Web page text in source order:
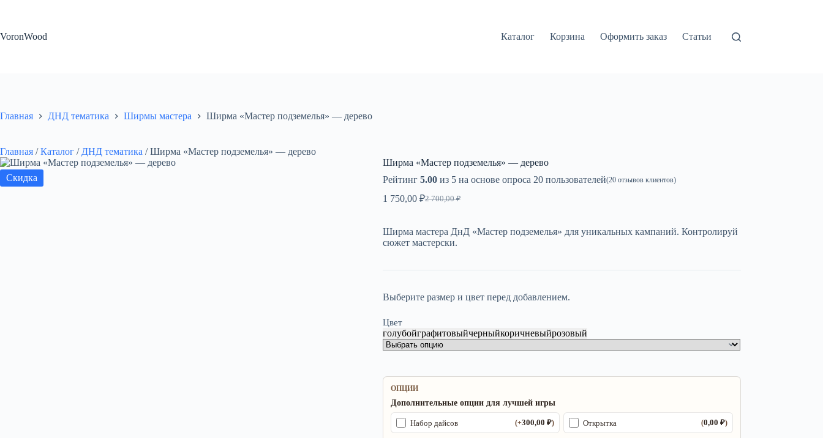
VoronWood
Каталог Корзина Оформить заказ Статьи
Главная ДНД тематика Ширмы мастера Ширма «Мастер подземелья» — дерево
Главная / Каталог / ДНД тематика / Ширма «Мастер подземелья» — дерево
Скидка
Ширма «Мастер подземелья» — дерево
Рейтинг 5.00из 5 на основе опроса 20пользователей(20отзывов клиентов)
2 700,00₽
Первоначальная
2
700,00 ₽.
1 750,00 ₽
Текущая
750,00 ₽.
Ширма мастера ДнД «Мастер подземелья» для уникальных кампаний. Контролируй
сюжет мастерски.
Выберите размер и цвет перед добавлением.
Цвет
голубойграфитовыйчерныйкоричневыйрозовый
ОПЦИИ
Дополнительные опции для лучшей игры
Набор дайсов (+300,00₽) Открытка (0,00 ₽)